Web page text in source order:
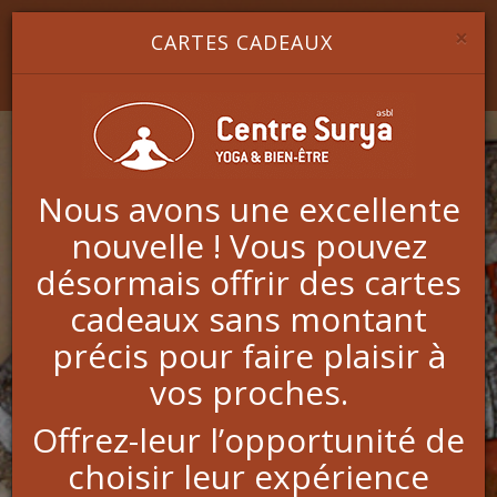
Image 1
Image 2
Image 3
YOGA & BIEN-ÊTRE
Praticiens
Edmund Robinson
Edmund est praticien et formateur en Shiatsu depuis
presque 30 ans.
Après ses études en philosophie à l'université de
Leicester (Angleterre) il a travaillé plusieurs années
comme technicien du son dans des studios
×
CARTES CADEAUX
Nous avons une excellente
nouvelle ! Vous pouvez
désormais offrir des cartes
cadeaux sans montant
précis pour faire plaisir à
vos proches.
Offrez-leur l’opportunité de
choisir leur expérience